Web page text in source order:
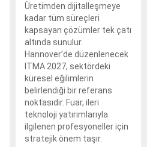
Üretimden dijitalleşmeye
kadar tüm süreçleri
kapsayan çözümler tek çatı
altında sunulur.
Hannover’de düzenlenecek
ITMA 2027, sektördeki
küresel eğilimlerin
belirlendiği bir referans
noktasıdır. Fuar, ileri
teknoloji yatırımlarıyla
ilgilenen profesyoneller için
stratejik önem taşır.